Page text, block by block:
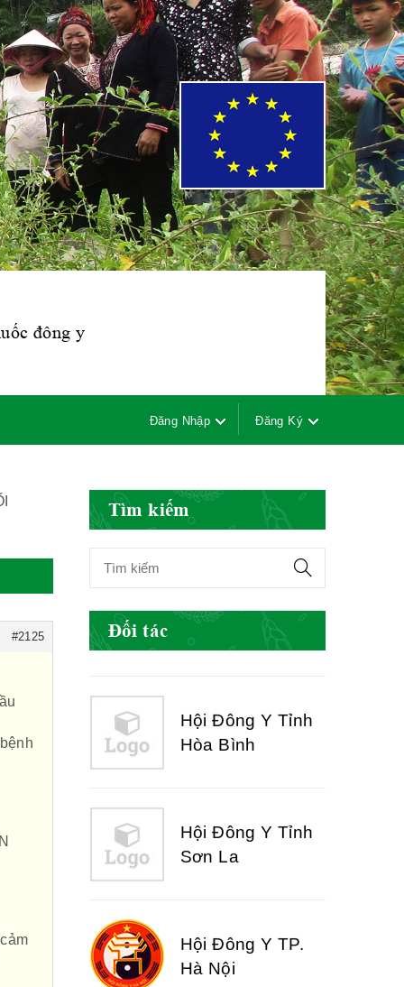
đông y
Đăng Nhập Đăng Ký
#2125
Tìm kiếm
Đối tác
Phái đoàn Liên
minh Châu Âu tại
Việt Nam
Hiệp hội bệnh
viện tư nhân Việt
Cục quản lý y
dược cổ truyền -
Nam
Nam
Hội Đông Y Tỉnh
Yên Bái
Hòa Bình
Sơn La
Hà Nội